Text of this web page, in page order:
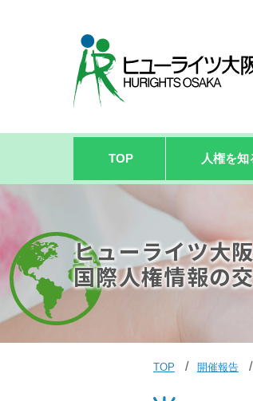
TOP 人権を知
ヒューライツ大
国際人権情報の
TOP 開催報告